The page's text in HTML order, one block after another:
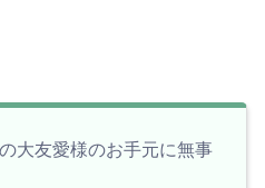
大友愛様のお手元に無事